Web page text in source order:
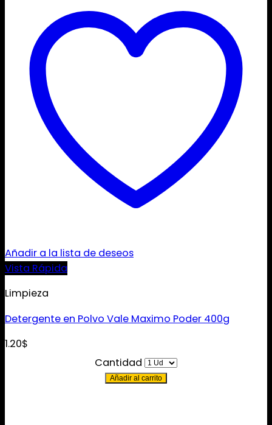
Añadir a la lista de deseos
Vista Rápida
Limpieza
Detergente en Polvo Vale Maximo Poder 400g
1.20$
Cantidad
Añadir al carrito